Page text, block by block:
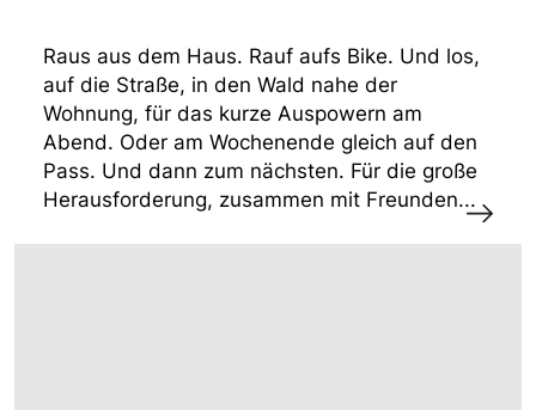
Raus aus dem Haus. Rauf aufs Bike. Und los,
auf die Straße, in den Wald nahe der
Wohnung, für das kurze Auspowern am
Abend. Oder am Wochenende gleich auf den
Pass. Und dann zum nächsten. Für die große
Herausforderung, zusammen mit Freunden...